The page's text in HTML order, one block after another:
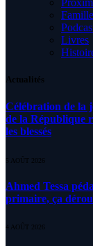
Famille
Livres
Actualités
Célébration de la
de la République
les blessés
5 AOÛT 2026
Ahmed Tessa
primaire, ça
4 AOÛT 2026